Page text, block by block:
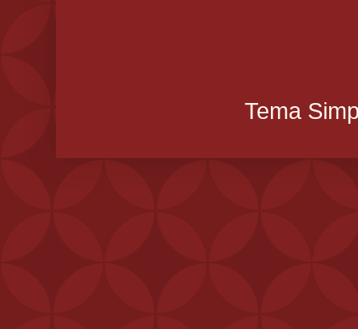
Tema